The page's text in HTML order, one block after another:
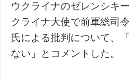
ウクライナのゼレンシキ
クライナ大使で前軍総司
氏による批判について、
ない」とコメントした。